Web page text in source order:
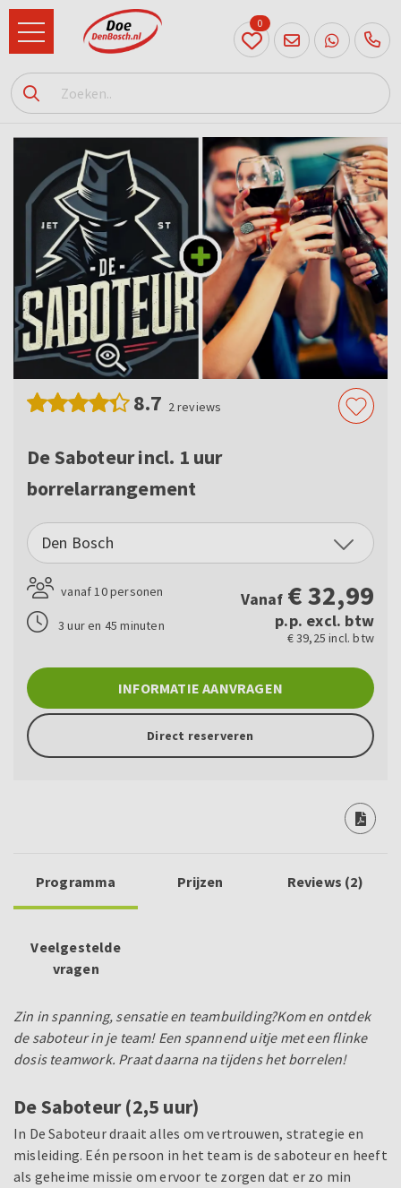
073
614
89 72
0
8.7 2reviews
De Saboteur incl. 1 uur
borrelarrangement
Den Bosch
vanaf 10 personen
3 uur en 45 minuten
Vanaf €32,99
p.p. excl. btw
€ 39,25 incl. btw
INFORMATIE AANVRAGEN
Direct reserveren
Programma Prijzen Reviews (2)
Veelgestelde
vragen
Zin in spanning, sensatie en teambuilding?Kom en ontdek
de saboteur in je team! Een spannend uitje met een flinke
dosis teamwork. Praat daarna na tijdens het borrelen!
De Saboteur (2,5 uur)
In De Saboteur draait alles om vertrouwen, strategie en
misleiding. Eén persoon in het team is de saboteur en heeft
als geheime missie om ervoor te zorgen dat er zo min